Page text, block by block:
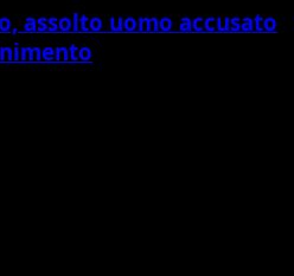
assolto uomo accusato